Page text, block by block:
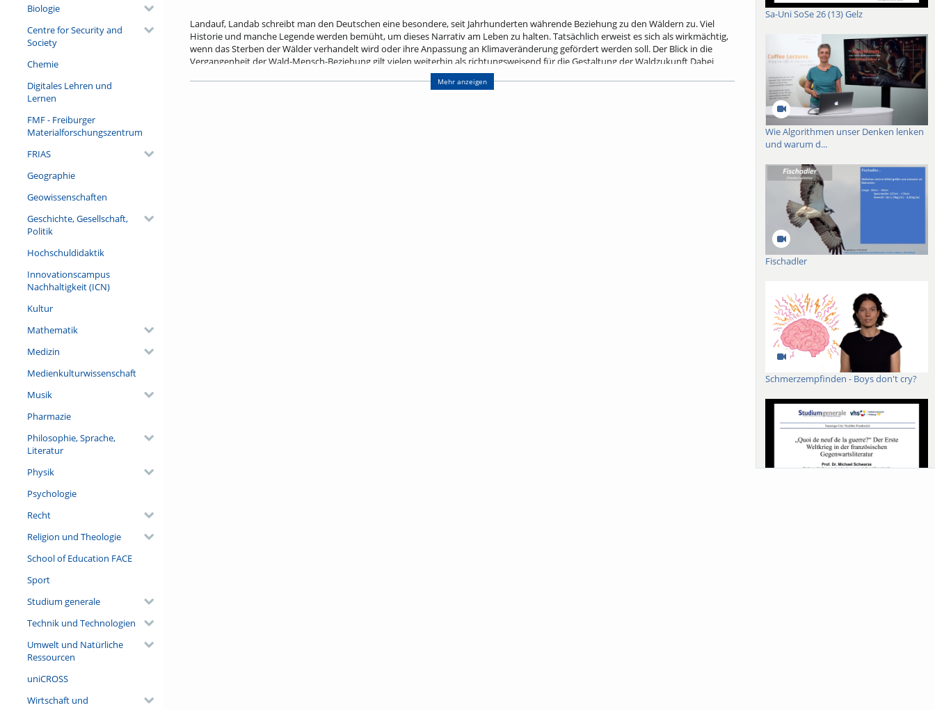
Biologie
Centre for Security and
Society
Chemie
Digitales Lehren und
Lernen
FMF - Freiburger
Materialforschungszentrum
FRIAS
Geographie
Geowissenschaften
Geschichte, Gesellschaft,
Politik
Hochschuldidaktik
Innovationscampus
Nachhaltigkeit (ICN)
Kultur
Mathematik
Medizin
Medienkulturwissenschaft
Musik
Pharmazie
Philosophie, Sprache,
Literatur
Physik
Psychologie
Recht
Religion und Theologie
School of Education FACE
Sport
Studium generale
Technik und Technologien
Umwelt und Natürliche
Ressourcen
uniCROSS
Wirtschaft und
Landauf, Landab schreibt man den Deutschen eine besondere, seit Jahrhunderten währende Beziehung zu den Wäldern zu. Viel
Historie und manche Legende werden bemüht, um dieses Narrativ am Leben zu halten. Tatsächlich erweist es sich als wirkmächtig,
wenn das Sterben der Wälder verhandelt wird oder ihre Anpassung an Klimaveränderung gefördert werden soll. Der Blick in die
Vergangenheit der Wald-Mensch-Beziehung gilt vielen weiterhin als richtungsweisend für die Gestaltung der Waldzukunft Dabei
erweist er sich wissenschaftlichen Studien zufolge zunehmend als Hemmschuh − für einen effektiven Waldnaturschutz ebenso wie
für die Ausrichtung moderner Forstbetriebe. Vor diesem Hintergrund spürt der Vortrag dem Nutzen und den Risiken nach, die mit
Mehr anzeigen
Sa-Uni SoSe 26 (13) Gelz
Wie Algorithmen unser Denken lenken
und warum d...
Fischadler
Schmerzempfinden - Boys don't cry?